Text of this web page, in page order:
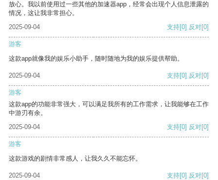
放心。我以前使用过一些其他的加速器app，经常会出现个人信息泄露的
情况，这让我非常担心。
2025-09-04
支持[0] 反对[0]
游客
这款app就像我的娱乐小助手，随时随地为我的娱乐提供帮助。
2025-09-04 支持[0] 反对[0]
游客
这款app的功能非常强大，可以满足我所有的工作需求，让我能够在工作
中游刃有余。
2025-09-04
支持[0] 反对[0]
游客
这款游戏的剧情非常感人，让我久久不能忘怀。
2025-09-04 支持[0] 反对[0]